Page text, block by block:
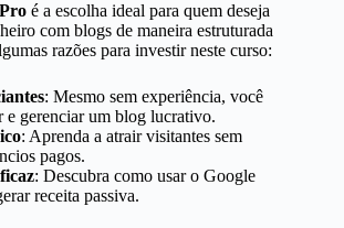
é a escolha ideal para quem deseja
com blogs de maneira estruturada
razões para investir neste curso:
: Mesmo sem experiência, você
e gerenciar um blog lucrativo.
: Aprenda a atrair visitantes sem
pagos.
: Descubra como usar o Google
receita passiva.